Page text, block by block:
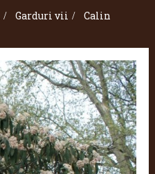
> Garduri vii >
Calin